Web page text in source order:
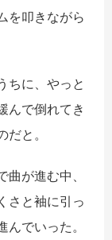
を叩きながら
ちに、やっと
んで倒れてき
と。
が進む中、
さと袖に引っ
でいった。